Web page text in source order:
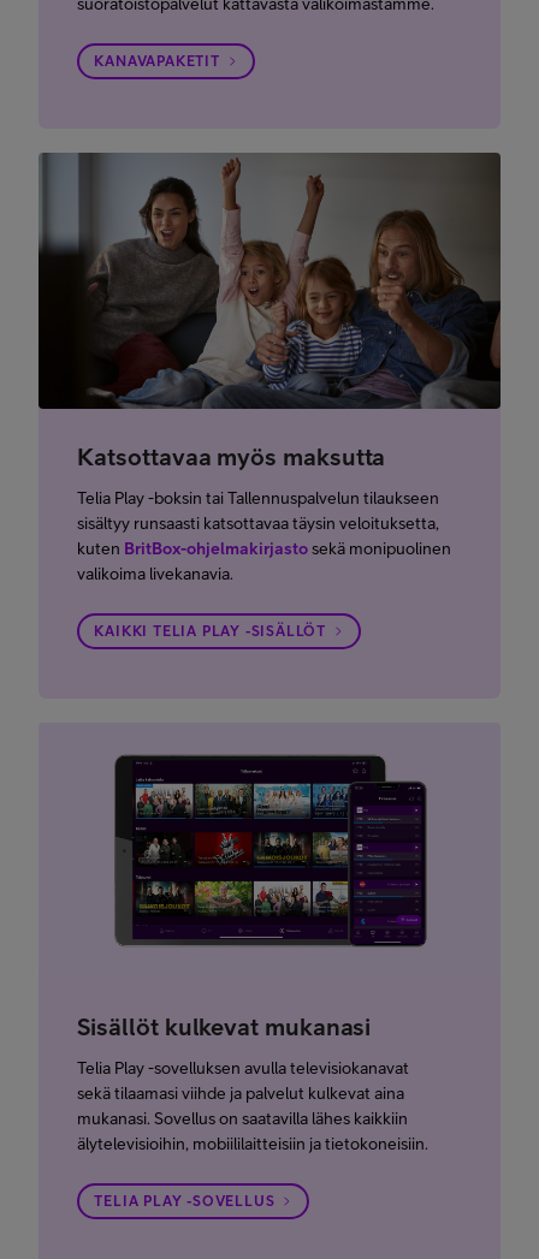
KANAVAPAKETIT
Katsottavaa myös maksutta
Telia Play -boksin tai Tallennuspalvelun tilaukseen
sisältyy runsaasti katsottavaa täysin veloituksetta,
kuten BritBox-ohjelmakirjastosekä monipuolinen
valikoima livekanavia.
KAIKKI TELIA PLAY -SISÄLLÖT
Sisällöt kulkevat mukanasi
Telia Play -sovelluksen avulla televisiokanavat
sekä tilaamasi viihde ja palvelut kulkevat aina
mukanasi. Sovellus on saatavilla lähes kaikkiin
älytelevisioihin, mobiililaitteisiin ja tietokoneisiin.
TELIA PLAY -SOVELLUS